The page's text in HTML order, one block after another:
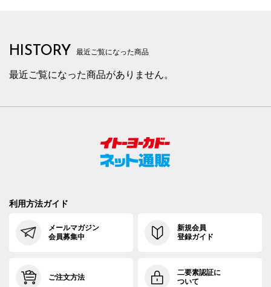
HISTORY 最近ご覧になった商品
最近ご覧になった商品がありません。
利用方法ガイド
メールマガジン
会員募集中
新規会員
登録ガイド
ご注文方法
二要素認証に
ついて